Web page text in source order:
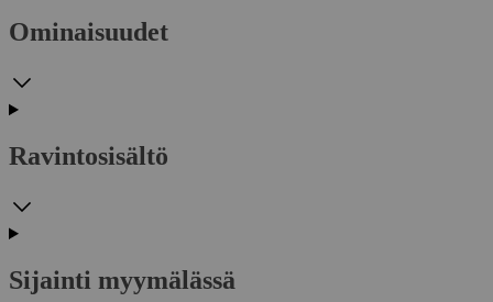
Ominaisuudet
Ravintosisältö
Sijainti myymälässä